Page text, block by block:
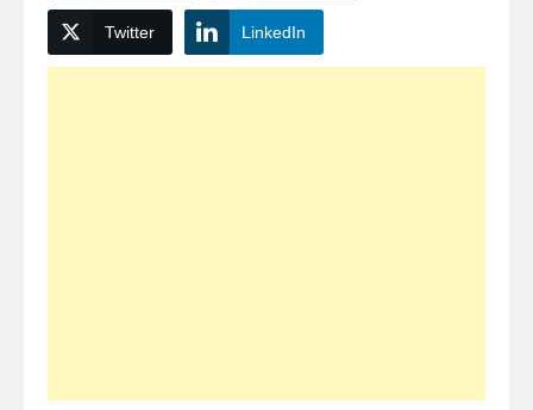
Twitter LinkedIn